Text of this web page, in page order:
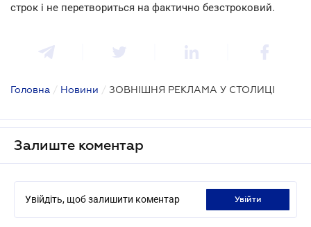
строк і не перетвориться на фактично безстроковий.
Головна / Новини / ЗОВНІШНЯ РЕКЛАМА У СТОЛИЦІ
Залиште коментар
Увійдіть, щоб залишити коментар увійти